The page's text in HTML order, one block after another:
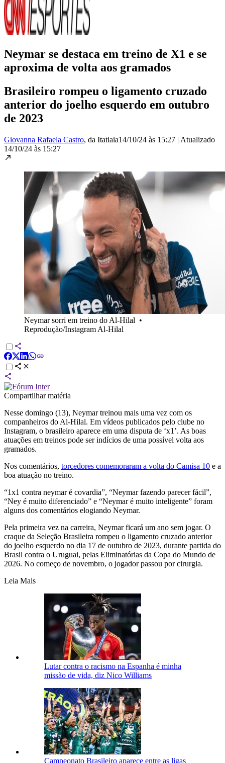
Neymar se destaca em treino de X1 e se
aproxima de volta aos gramados
Brasileiro rompeu o ligamento cruzado
anterior do joelho esquerdo em outubro
de 2023
Giovanna Rafaela Castro, da Itatiaia14/10/24 às 15:27 | Atualizado
14/10/24 às 15:27
Neymar sorri em treino do Al-Hilal •
Reprodução/Instagram Al-Hilal
Compartilhar matéria
Nesse domingo (13), Neymar treinou mais uma vez com os
companheiros do Al-Hilal. Em vídeos publicados pelo clube no
Instagram, o brasileiro aparece em uma disputa de ‘x1’. As boas
atuações em treinos pode ser indícios de uma possível volta aos
gramados.
Nos comentários, torcedores comemoraram a volta do Camisa 10 e a
boa atuação no treino.
“1x1 contra neymar é covardia”, “Neymar fazendo parecer fácil”,
“Ney é muito diferenciado” e “Neymar é muito inteligente” foram
alguns dos comentários elogiando Neymar.
Pela primeira vez na carreira, Neymar ficará um ano sem jogar. O
craque da Seleção Brasileira rompeu o ligamento cruzado anterior
do joelho esquerdo no dia 17 de outubro de 2023, durante partida do
Brasil contra o Uruguai, pelas Eliminatórias da Copa do Mundo de
2026. No começo de novembro, o jogador passou por cirurgia.
Leia Mais
Lutar contra o racismo na Espanha é minha
missão de vida, diz Nico Williams
Campeonato Brasileiro aparece entre as ligas